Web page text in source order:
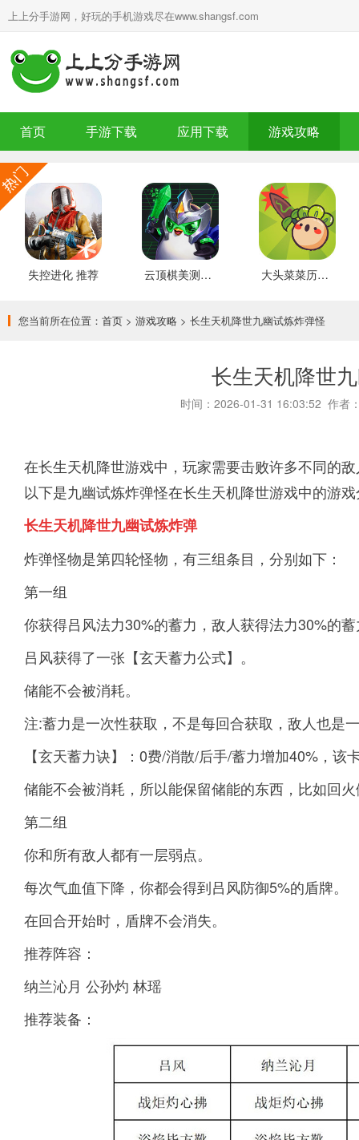
上上分手游网，好玩的手机游戏尽在www.shangsf.com
首页 手游下载 应用下载 游戏攻略
失控进化 推荐 云顶棋美测服 最新版 大头菜菜历险记 好玩的
您当前所在位置： 首页 > 游戏攻略 > 长生天机降世九幽试炼炸弹怪
长生天机降世
时间：2026-01-31 16:03:52 作者
在长生天机降世游戏中，玩家需要击败许多不同的
以下是九幽试炼炸弹怪在长生天机降世游戏中的游
长生天机降世九幽试炼炸弹
炸弹怪物是第四轮怪物，有三组条目，分别如下：
第一组
你获得吕风法力30%的蓄力，敌人获得法力30%的
吕风获得了一张【玄天蓄力公式】。
储能不会被消耗。
注:蓄力是一次性获取，不是每回合获取，敌人也是
【玄天蓄力诀】：0费/消散/后手/蓄力增加40%，该
储能不会被消耗，所以能保留储能的东西，比如回
第二组
你和所有敌人都有一层弱点。
每次气血值下降，你都会得到吕风防御5%的盾牌。
在回合开始时，盾牌不会消失。
推荐阵容：
纳兰沁月 公孙灼 林瑶
推荐装备：